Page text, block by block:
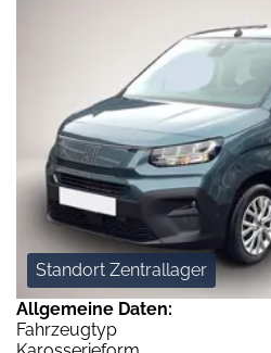
Standort Zentrallager
Allgemeine Daten:
Fahrzeugtyp